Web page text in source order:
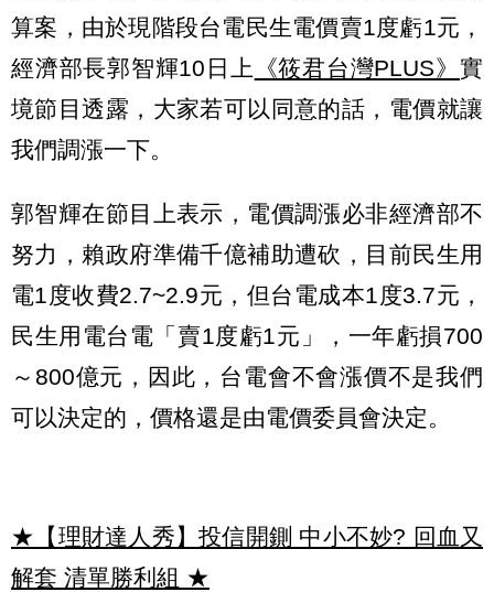
算案，由於現階段台電民生電價賣1度虧1元，
經濟部長郭智輝10日上
《筱君台灣PLUS》實
境節目透露，大家若可以同意的話，電價就讓
我們調漲一下。
郭智輝在節目上表示，電價調漲必非經濟部不
努力，賴政府準備千億補助遭砍，目前民生用
電1度收費2.7~2.9元，但台電成本1度3.7元，
民生用電台電「賣1度虧1元」，一年虧損700
～800億元，因此，台電會不會漲價不是我們
可以決定的，價格還是由電價委員會決定。
★【理財達人秀】投信開鍘 中小不妙? 回血又
解套 清單勝利組 ★